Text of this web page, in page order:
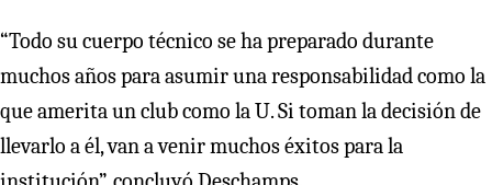
“Todo su cuerpo técnico se ha preparado durante
muchos años para asumir una responsabilidad como la
que amerita un club como la U. Si toman la decisión de
llevarlo a él, van a venir muchos éxitos para la